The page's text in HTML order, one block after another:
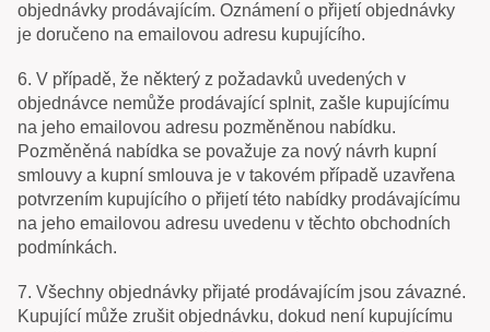
objednávky prodávajícím. Oznámení o přijetí objednávky
je doručeno na emailovou adresu kupujícího.
6. V případě, že některý z požadavků uvedených v
objednávce nemůže prodávající splnit, zašle kupujícímu
na jeho emailovou adresu pozměněnou nabídku.
Pozměněná nabídka se považuje za nový návrh kupní
smlouvy a kupní smlouva je v takovém případě uzavřena
potvrzením kupujícího o přijetí této nabídky prodávajícímu
na jeho emailovou adresu uvedenu v těchto obchodních
podmínkách.
7. Všechny objednávky přijaté prodávajícím jsou závazné.
Kupující může zrušit objednávku, dokud není kupujícímu